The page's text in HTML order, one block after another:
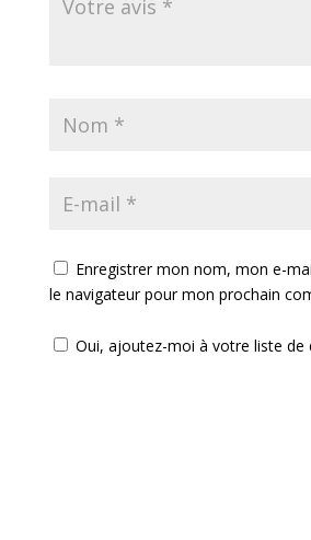
Enregistrer mon nom, mon e-
le navigateur pour mon prochain
Oui, ajoutez-moi à votre liste de